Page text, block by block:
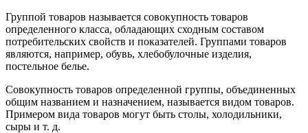
Группой товаров называется совокупность товаров
определенного класса, обладающих сходным составом
потребительских свойств и показателей. Группами товаров
являются, например, обувь, хлебобулочные изделия,
постельное белье.
Совокупность товаров определенной группы, объединенных
общим названием и назначением, называется видом товаров.
Примером вида товаров могут быть столы, холодильники,
сыры и т. д.